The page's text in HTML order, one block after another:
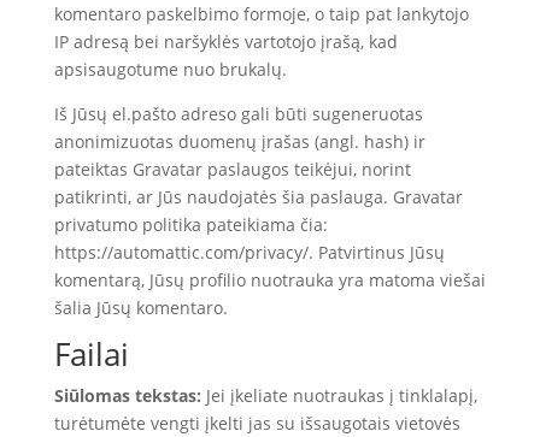
komentaro paskelbimo formoje, o taip pat lankytojo
IP adresą bei naršyklės vartotojo įrašą, kad
apsisaugotume nuo brukalų.
Iš Jūsų el.pašto adreso gali būti sugeneruotas
anonimizuotas duomenų įrašas (angl. hash) ir
pateiktas Gravatar paslaugos teikėjui, norint
patikrinti, ar Jūs naudojatės šia paslauga. Gravatar
privatumo politika pateikiama čia:
https://automattic.com/privacy/. Patvirtinus Jūsų
komentarą, Jūsų profilio nuotrauka yra matoma viešai
šalia Jūsų komentaro.
Failai
Siūlomas tekstas: Jei įkeliate nuotraukas į tinklalapį,
turėtumėte vengti įkelti jas su išsaugotais vietovės